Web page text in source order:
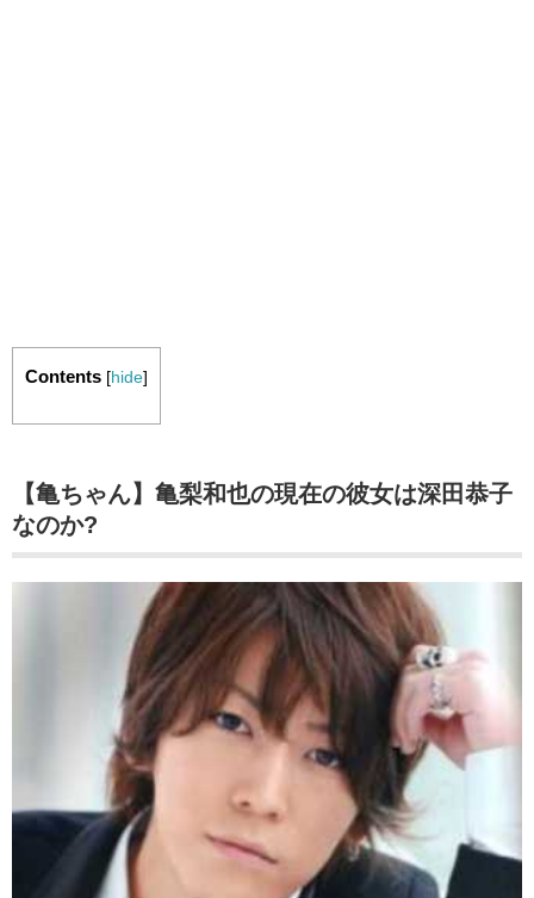
Contents [hide]
【亀ちゃん】亀梨和也の現在の彼女は深田恭子
なのか?